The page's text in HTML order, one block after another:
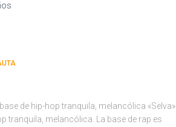
de hip-hop tranquila, melancólica «Selva»
tranquila, melancólica. La base de rap es